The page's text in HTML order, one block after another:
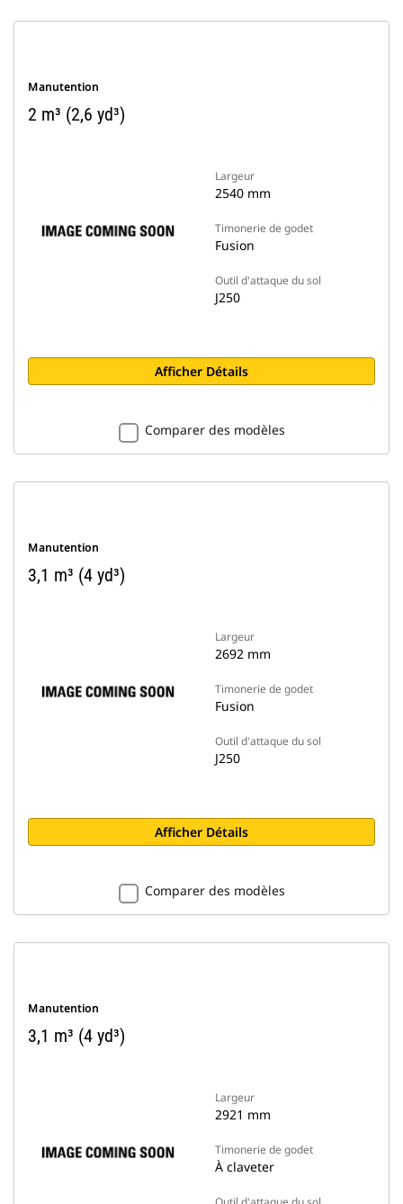
Manutention
2 m³ (2,6 yd³)
Largeur
2540 mm
Timonerie de godet
Fusion
Outil d'attaque du sol
J250
Afficher Détails
Comparer des modèles
Manutention
3,1 m³ (4 yd³)
Largeur
2692 mm
Timonerie de godet
Fusion
Outil d'attaque du sol
J250
Afficher Détails
Comparer des modèles
Manutention
3,1 m³ (4 yd³)
Largeur
2921 mm
Timonerie de godet
À claveter